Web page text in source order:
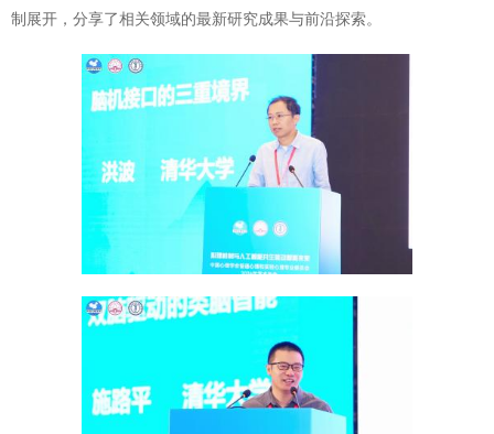
制展开，分享了相关领域的最新研究成果与前沿探索。